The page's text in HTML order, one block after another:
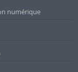
numérique